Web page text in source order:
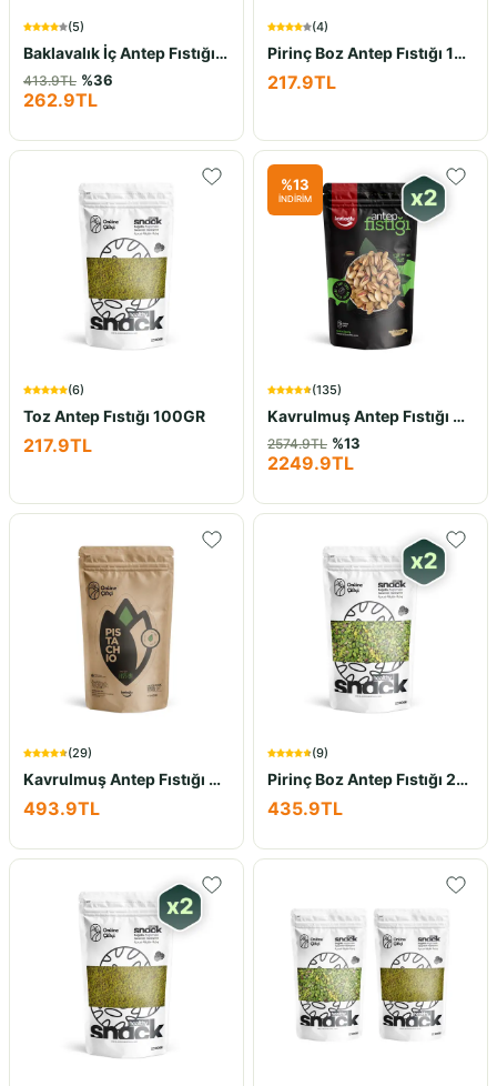
(5)
Baklavalık İç Antep Fıstığı 100Gr
413.9TL %36
262.9TL
(4)
Pirinç Boz Antep Fıstığı 100Gr
217.9TL
(6)
Toz Antep Fıstığı 100GR
217.9TL
%13
İNDİRİM
(135)
Kavrulmuş Antep Fıstığı 2x1Kg
2574.9TL %13
2249.9TL
(29)
Kavrulmuş Antep Fıstığı 400Gr
493.9TL
(9)
Pirinç Boz Antep Fıstığı 2x100Gr
435.9TL